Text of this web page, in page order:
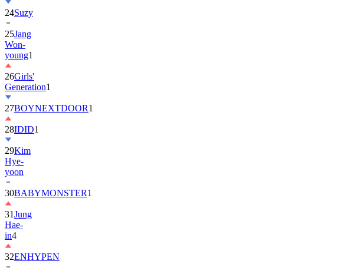
24Suzy
25Jang
Won-
young1
26Girls'
Generation1
27BOYNEXTDOOR1
28IDID1
29Kim
Hye-
yoon
30BABYMONSTER1
31Jung
Hae-
in4
32ENHYPEN